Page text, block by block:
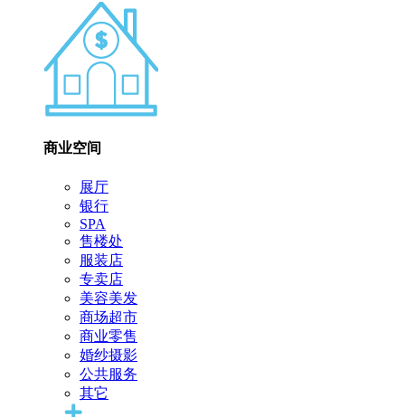
商业空间
展厅
银行
SPA
售楼处
服装店
专卖店
美容美发
商场超市
商业零售
婚纱摄影
公共服务
其它